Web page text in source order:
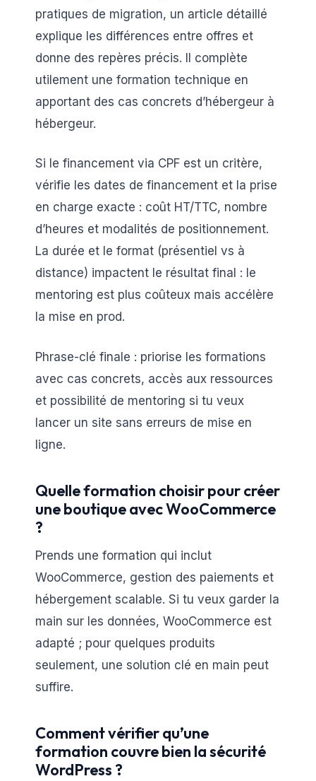
pratiques de migration, un article détaillé
explique les différences entre offres et
donne des repères précis. Il complète
utilement une formation technique en
apportant des cas concrets d’hébergeur à
hébergeur.
Si le financement via CPF est un critère,
vérifie les dates de financement et la prise
en charge exacte : coût HT/TTC, nombre
d’heures et modalités de positionnement.
La durée et le format (présentiel vs à
distance) impactent le résultat final : le
mentoring est plus coûteux mais accélère
la mise en prod.
Phrase-clé finale : priorise les formations
avec cas concrets, accès aux ressources
et possibilité de mentoring si tu veux
lancer un site sans erreurs de mise en
ligne.
Quelle formation choisir pour créer
une boutique avec WooCommerce
?
Prends une formation qui inclut
WooCommerce, gestion des paiements et
hébergement scalable. Si tu veux garder la
main sur les données, WooCommerce est
adapté ; pour quelques produits
seulement, une solution clé en main peut
suffire.
Comment vérifier qu’une
formation couvre bien la sécurité
WordPress ?